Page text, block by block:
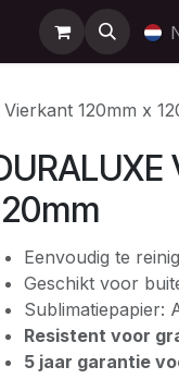
120mm x
Eenvoudig te
Geschikt voor
Sublimatiepapier:
Resistent voor
5 jaar garantie